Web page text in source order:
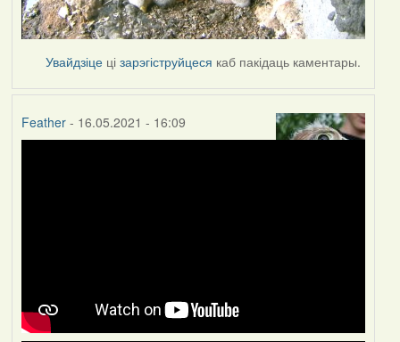
Увайдзіце цізарэгіструйцеся каб пакідаць каментары.
Feather- 16.05.2021 - 16:09